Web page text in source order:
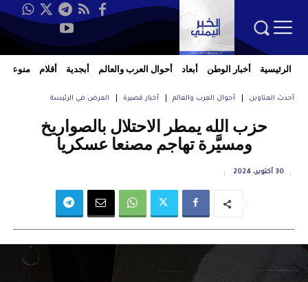
الرئيسية أخبار الوطن أبعاد أحوال العرب والعالم أبجدية أقلام منوعات
أحدث العناوين أحوال العرب والعالم أخبار قصيرة العرض في الرئيسة
حزب الله يمطر الاحتلال بالصواريخ
ومسيَّرة تهاجم مصنعا عسكريا
30 أكتوبر، 2024